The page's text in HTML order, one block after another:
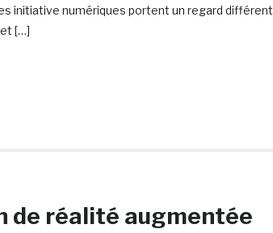
initiative numériques portent un regard différent
[…]
de réalité augmentée